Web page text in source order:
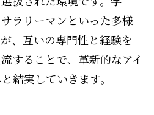
ラリーマンといった多様
、互いの専門性と経験を
することで、革新的なアイ
結実していきます。